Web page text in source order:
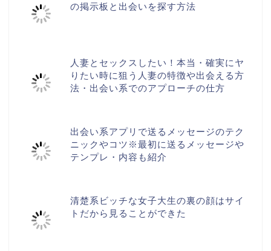
の掲示板と出会いを探す方法
人妻とセックスしたい！本当・確実にヤ
りたい時に狙う人妻の特徴や出会える方
法・出会い系でのアプローチの仕方
出会い系アプリで送るメッセージのテク
ニックやコツ※最初に送るメッセージや
テンプレ・内容も紹介
清楚系ビッチな女子大生の裏の顔はサイ
トだから見ることができた